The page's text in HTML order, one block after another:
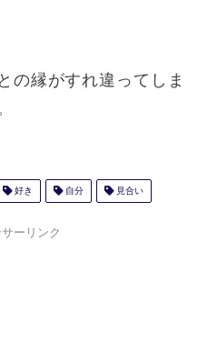
の縁がすれ違ってしま
好き 自分 見合い
ーリンク